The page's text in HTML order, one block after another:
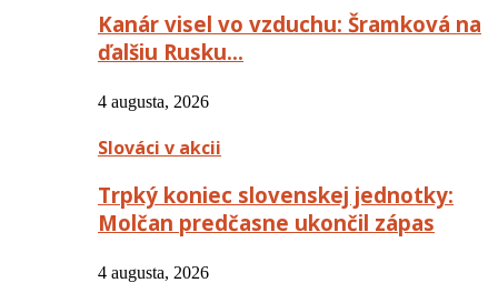
Kanár visel vo vzduchu: Šramková na
ďalšiu Rusku…
4 augusta, 2026
Slováci v akcii
Trpký koniec slovenskej jednotky:
Molčan predčasne ukončil zápas
4 augusta, 2026